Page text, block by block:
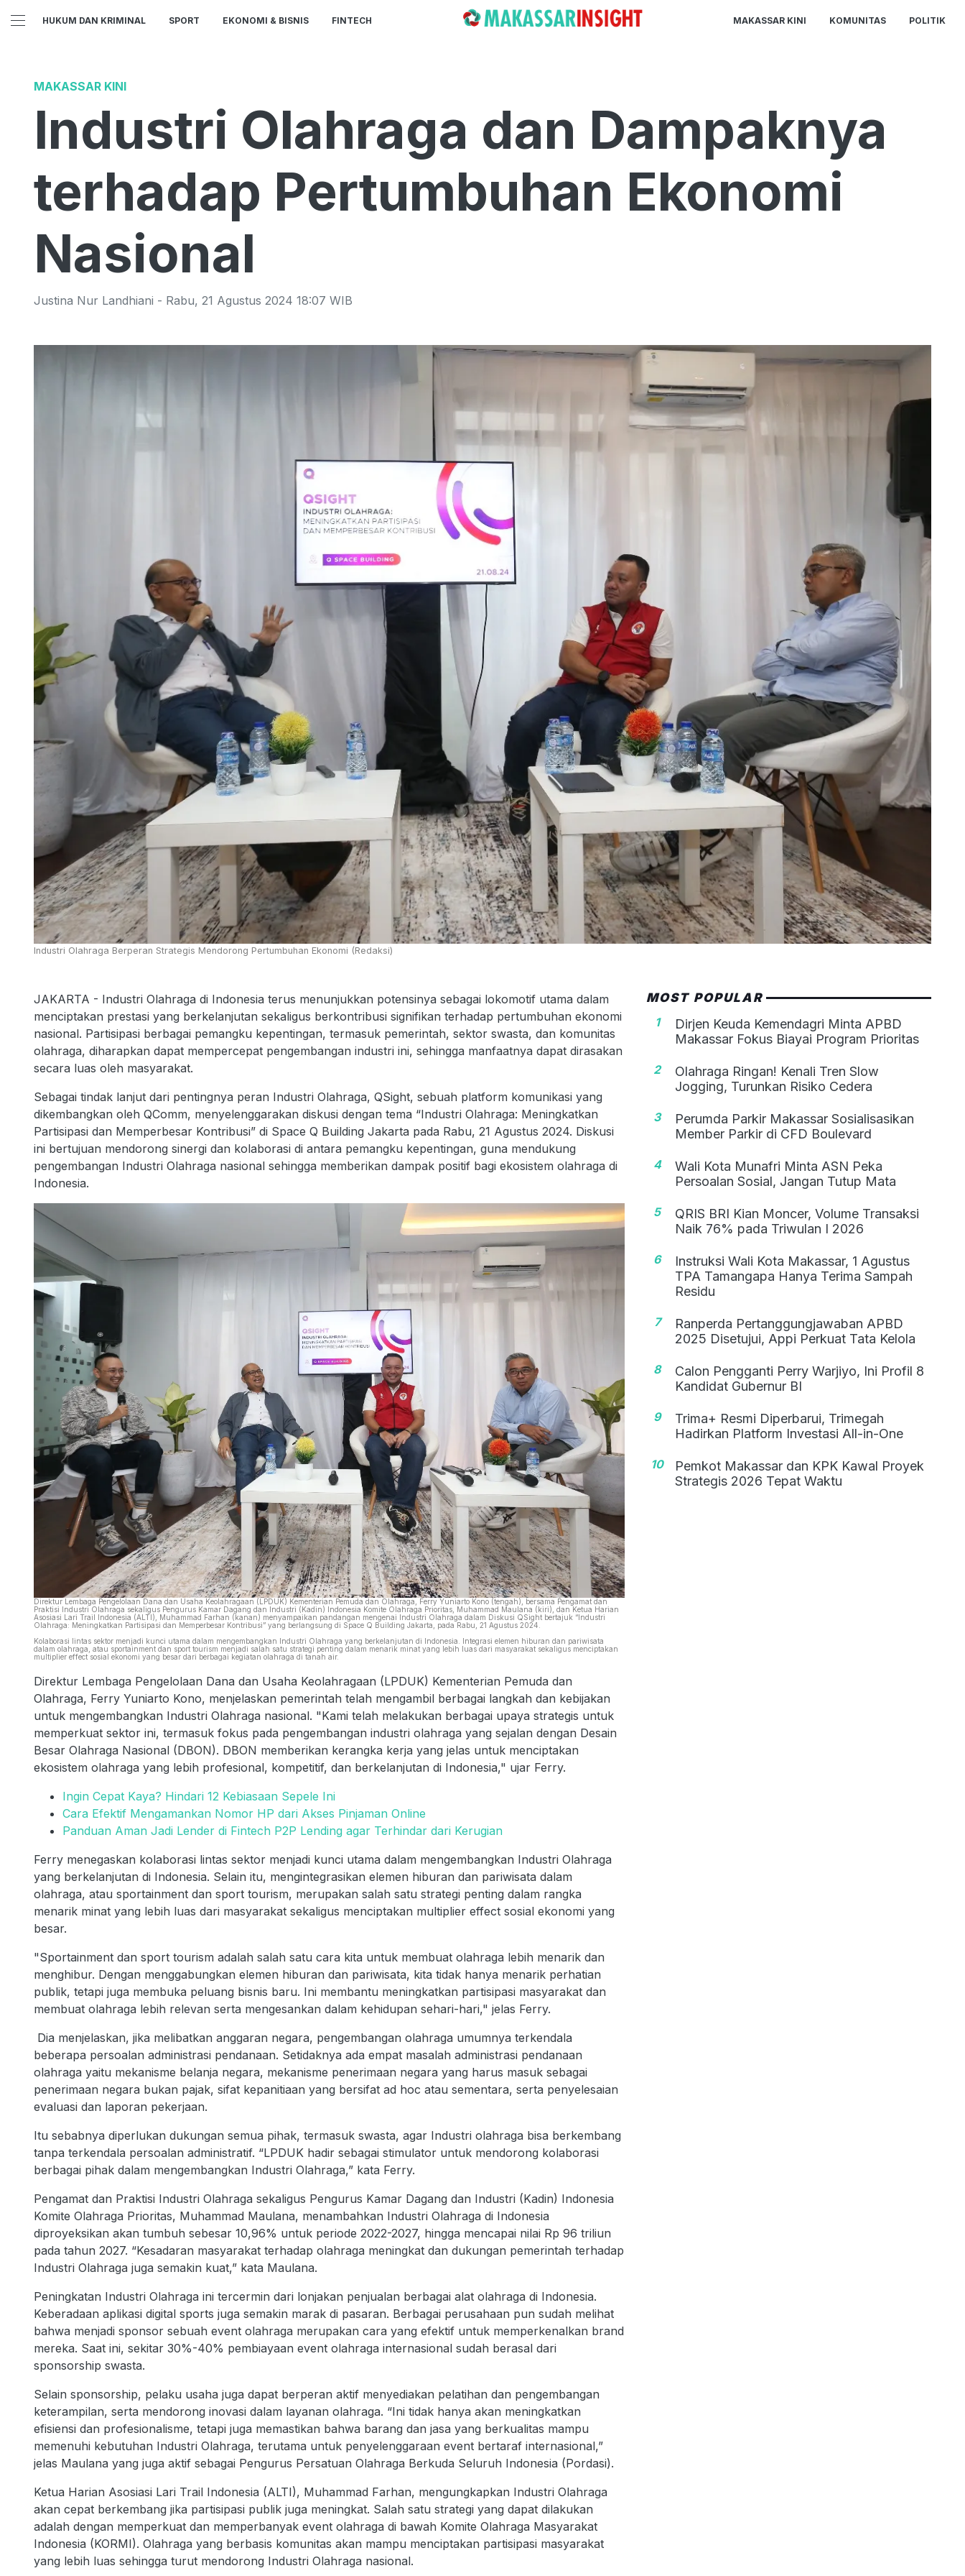
HUKUM DAN KRIMINAL SPORT EKONOMI & BISNIS FINTECH MAKASSAR KINI KOMUNITAS POLITIK
MAKASSAR KINI
Industri Olahraga dan Dampaknya
terhadap Pertumbuhan Ekonomi
Nasional
Justina Nur Landhiani - Rabu, 21 Agustus 2024 18:07 WIB
Industri Olahraga Berperan Strategis Mendorong Pertumbuhan Ekonomi (Redaksi)
JAKARTA - Industri Olahraga di Indonesia terus menunjukkan potensinya sebagai lokomotif utama dalam
menciptakan prestasi yang berkelanjutan sekaligus berkontribusi signifikan terhadap pertumbuhan ekonomi
nasional. Partisipasi berbagai pemangku kepentingan, termasuk pemerintah, sektor swasta, dan komunitas
olahraga, diharapkan dapat mempercepat pengembangan industri ini, sehingga manfaatnya dapat dirasakan
secara luas oleh masyarakat.
Sebagai tindak lanjut dari pentingnya peran Industri Olahraga, QSight, sebuah platform komunikasi yang
dikembangkan oleh QComm, menyelenggarakan diskusi dengan tema “Industri Olahraga: Meningkatkan
Partisipasi dan Memperbesar Kontribusi” di Space Q Building Jakarta pada Rabu, 21 Agustus 2024. Diskusi
ini bertujuan mendorong sinergi dan kolaborasi di antara pemangku kepentingan, guna mendukung
pengembangan Industri Olahraga nasional sehingga memberikan dampak positif bagi ekosistem olahraga di
Indonesia.
Direktur Lembaga Pengelolaan Dana dan Usaha Keolahragaan (LPDUK) Kementerian Pemuda dan Olahraga, Ferry Yuniarto Kono (tengah), bersama Pengamat dan
Praktisi Industri Olahraga sekaligus Pengurus Kamar Dagang dan Industri (Kadin) Indonesia Komite Olahraga Prioritas, Muhammad Maulana (kiri), dan Ketua Harian
Asosiasi Lari Trail Indonesia (ALTI), Muhammad Farhan (kanan) menyampaikan pandangan mengenai Industri Olahraga dalam Diskusi QSight bertajuk “Industri
Olahraga: Meningkatkan Partisipasi dan Memperbesar Kontribusi” yang berlangsung di Space Q Building Jakarta, pada Rabu, 21 Agustus 2024.
Kolaborasi lintas sektor menjadi kunci utama dalam mengembangkan Industri Olahraga yang berkelanjutan di Indonesia. Integrasi elemen hiburan dan pariwisata
dalam olahraga, atau sportainment dan sport tourism menjadi salah satu strategi penting dalam menarik minat yang lebih luas dari masyarakat sekaligus menciptakan
multiplier effect sosial ekonomi yang besar dari berbagai kegiatan olahraga di tanah air.
Direktur Lembaga Pengelolaan Dana dan Usaha Keolahragaan (LPDUK) Kementerian Pemuda dan
Olahraga, Ferry Yuniarto Kono, menjelaskan pemerintah telah mengambil berbagai langkah dan kebijakan
untuk mengembangkan Industri Olahraga nasional. "Kami telah melakukan berbagai upaya strategis untuk
memperkuat sektor ini, termasuk fokus pada pengembangan industri olahraga yang sejalan dengan Desain
Besar Olahraga Nasional (DBON). DBON memberikan kerangka kerja yang jelas untuk menciptakan
ekosistem olahraga yang lebih profesional, kompetitif, dan berkelanjutan di Indonesia," ujar Ferry.
Ingin Cepat Kaya? Hindari 12 Kebiasaan Sepele Ini
Cara Efektif Mengamankan Nomor HP dari Akses Pinjaman Online
Panduan Aman Jadi Lender di Fintech P2P Lending agar Terhindar dari Kerugian
Ferry menegaskan kolaborasi lintas sektor menjadi kunci utama dalam mengembangkan Industri Olahraga
yang berkelanjutan di Indonesia. Selain itu, mengintegrasikan elemen hiburan dan pariwisata dalam
olahraga, atau sportainment dan sport tourism, merupakan salah satu strategi penting dalam rangka
menarik minat yang lebih luas dari masyarakat sekaligus menciptakan multiplier effect sosial ekonomi yang
besar.
"Sportainment dan sport tourism adalah salah satu cara kita untuk membuat olahraga lebih menarik dan
menghibur. Dengan menggabungkan elemen hiburan dan pariwisata, kita tidak hanya menarik perhatian
publik, tetapi juga membuka peluang bisnis baru. Ini membantu meningkatkan partisipasi masyarakat dan
membuat olahraga lebih relevan serta mengesankan dalam kehidupan sehari-hari," jelas Ferry.
Dia menjelaskan, jika melibatkan anggaran negara, pengembangan olahraga umumnya terkendala
beberapa persoalan administrasi pendanaan. Setidaknya ada empat masalah administrasi pendanaan
olahraga yaitu mekanisme belanja negara, mekanisme penerimaan negara yang harus masuk sebagai
penerimaan negara bukan pajak, sifat kepanitiaan yang bersifat ad hoc atau sementara, serta penyelesaian
evaluasi dan laporan pekerjaan.
Itu sebabnya diperlukan dukungan semua pihak, termasuk swasta, agar Industri olahraga bisa berkembang
tanpa terkendala persoalan administratif. “LPDUK hadir sebagai stimulator untuk mendorong kolaborasi
berbagai pihak dalam mengembangkan Industri Olahraga,” kata Ferry.
Pengamat dan Praktisi Industri Olahraga sekaligus Pengurus Kamar Dagang dan Industri (Kadin) Indonesia
Komite Olahraga Prioritas, Muhammad Maulana, menambahkan Industri Olahraga di Indonesia
diproyeksikan akan tumbuh sebesar 10,96% untuk periode 2022-2027, hingga mencapai nilai Rp 96 triliun
pada tahun 2027. “Kesadaran masyarakat terhadap olahraga meningkat dan dukungan pemerintah terhadap
Industri Olahraga juga semakin kuat,” kata Maulana.
Peningkatan Industri Olahraga ini tercermin dari lonjakan penjualan berbagai alat olahraga di Indonesia.
Keberadaan aplikasi digital sports juga semakin marak di pasaran. Berbagai perusahaan pun sudah melihat
bahwa menjadi sponsor sebuah event olahraga merupakan cara yang efektif untuk memperkenalkan brand
mereka. Saat ini, sekitar 30%-40% pembiayaan event olahraga internasional sudah berasal dari
sponsorship swasta.
Selain sponsorship, pelaku usaha juga dapat berperan aktif menyediakan pelatihan dan pengembangan
keterampilan, serta mendorong inovasi dalam layanan olahraga. “Ini tidak hanya akan meningkatkan
efisiensi dan profesionalisme, tetapi juga memastikan bahwa barang dan jasa yang berkualitas mampu
memenuhi kebutuhan Industri Olahraga, terutama untuk penyelenggaraan event bertaraf internasional,”
jelas Maulana yang juga aktif sebagai Pengurus Persatuan Olahraga Berkuda Seluruh Indonesia (Pordasi).
Ketua Harian Asosiasi Lari Trail Indonesia (ALTI), Muhammad Farhan, mengungkapkan Industri Olahraga
akan cepat berkembang jika partisipasi publik juga meningkat. Salah satu strategi yang dapat dilakukan
adalah dengan memperkuat dan memperbanyak event olahraga di bawah Komite Olahraga Masyarakat
Indonesia (KORMI). Olahraga yang berbasis komunitas akan mampu menciptakan partisipasi masyarakat
yang lebih luas sehingga turut mendorong Industri Olahraga nasional.
MOST POPULAR
1
Dirjen Keuda Kemendagri Minta APBD
Makassar Fokus Biayai Program Prioritas
2
Olahraga Ringan! Kenali Tren Slow
Jogging, Turunkan Risiko Cedera
3
Perumda Parkir Makassar Sosialisasikan
Member Parkir di CFD Boulevard
4
Wali Kota Munafri Minta ASN Peka
Persoalan Sosial, Jangan Tutup Mata
5
QRIS BRI Kian Moncer, Volume Transaksi
Naik 76% pada Triwulan I 2026
6
Instruksi Wali Kota Makassar, 1 Agustus
TPA Tamangapa Hanya Terima Sampah
Residu
7
Ranperda Pertanggungjawaban APBD
2025 Disetujui, Appi Perkuat Tata Kelola
8
Calon Pengganti Perry Warjiyo, Ini Profil 8
Kandidat Gubernur BI
9
Trima+ Resmi Diperbarui, Trimegah
Hadirkan Platform Investasi All-in-One
10
Pemkot Makassar dan KPK Kawal Proyek
Strategis 2026 Tepat Waktu